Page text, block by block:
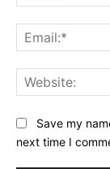
Save my
next time I